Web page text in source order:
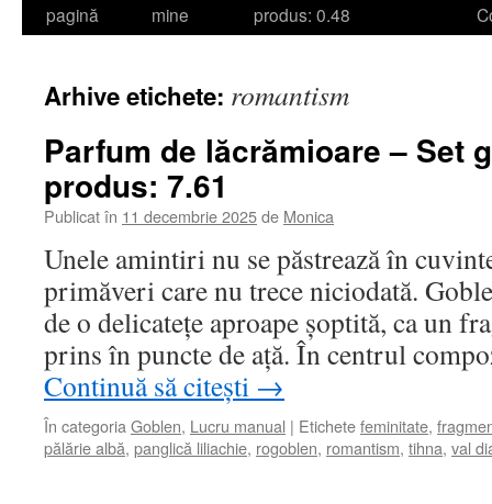
pagină
mine
produs: 0.48
Arhive etichete: romantism
Parfum de lăcrămioare – Set
produs: 7.61
Publicat în 11 decembrie 2025de Monica
Unele amintiri nu se păstrează în
primăveri care nu trece niciodată.
de o delicatețe aproape șoptită, ca un
prins în puncte de ață. În centrul
Continuă să citești →
În categoria Goblen, Lucru manual | Etichetefeminitate,
pălărie albă, panglică liliachie, rogoblen, romantism, tihna, val